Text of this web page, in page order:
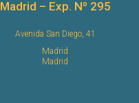
Madrid – Exp. Nº 295
Avenida San Diego, 41
Madrid
Madrid